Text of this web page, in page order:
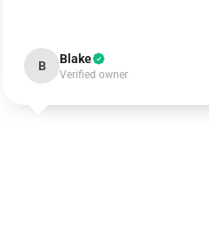
B Blake
Verified owner